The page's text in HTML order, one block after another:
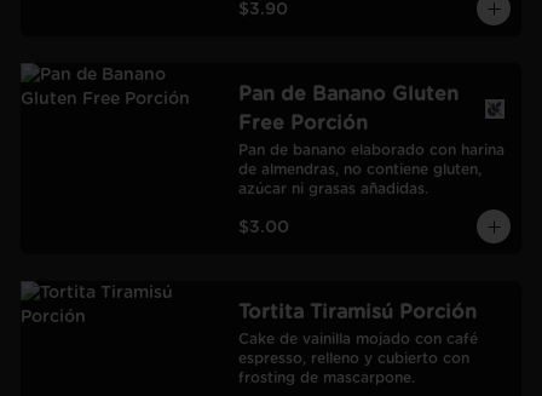
$3.90
Pan de Banano Gluten
Free Porción
Pan de banano elaborado con harina
de almendras, no contiene gluten,
azúcar ni grasas añadidas.
$3.00
Tortita Tiramisú Porción
Cake de vainilla mojado con café
espresso, relleno y cubierto con
frosting de mascarpone.